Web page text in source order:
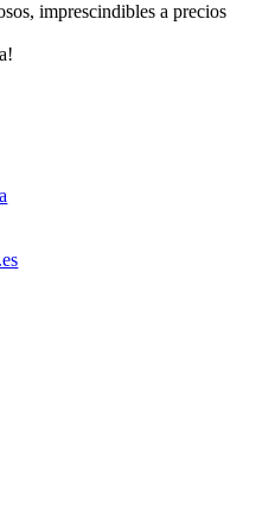
imprescindibles a precios